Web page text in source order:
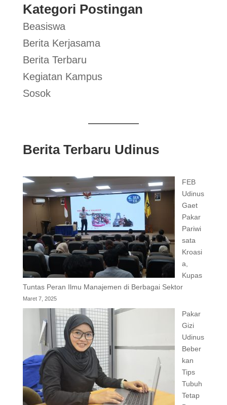
Kategori Postingan
Beasiswa
Berita Kerjasama
Berita Terbaru
Kegiatan Kampus
Sosok
Berita Terbaru Udinus
FEB
Udinus
Gaet
Pakar
Pariwi
sata
Kroasi
a,
Kupas
Tuntas Peran Ilmu Manajemen di Berbagai Sektor
Maret 7, 2025
Pakar
Gizi
Udinus
Beber
kan
Tips
Tubuh
Tetap